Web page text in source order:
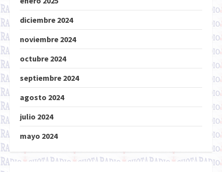
diciembre 2024
noviembre 2024
octubre 2024
septiembre 2024
agosto 2024
julio 2024
mayo 2024